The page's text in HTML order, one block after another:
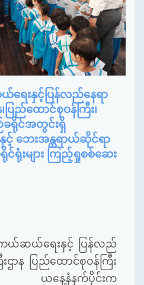
ေးနှင့်ပြန်လည်နေရာ
၊ပြည်ထောင်စုဝန်ကြီး၊
ခရိုင်အတွင်းရှိ
င့် ဘေးအန္တရာယ်ဆိုင်ရာ
င်ရုံးများ ကြည့်ရှုစစ်ဆေး
ယ်ဆယ်ရေးနှင့် ပြန်လည်
းဌာန ပြည်ထောင်စုဝန်ကြီး
သည် ယနေ့နံနက်ပိုင်းက